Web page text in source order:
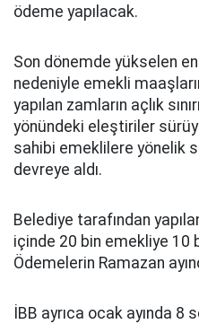
ödeme yapılacak.
Son dönemde yükselen
nedeniyle emekli
yapılan zamların açlık
yönündeki eleştiriler
sahibi emeklilere yönelik
devreye aldı.
Belediye tarafından
içinde 20 bin emekliye 10
Ödemelerin Ramazan
İBB ayrıca ocak ayında